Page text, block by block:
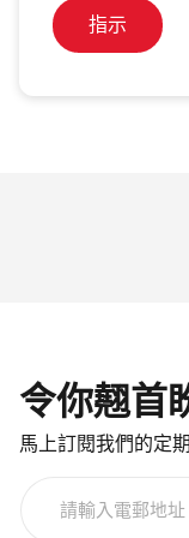
指示
令你翹首
馬上訂閱我們的定